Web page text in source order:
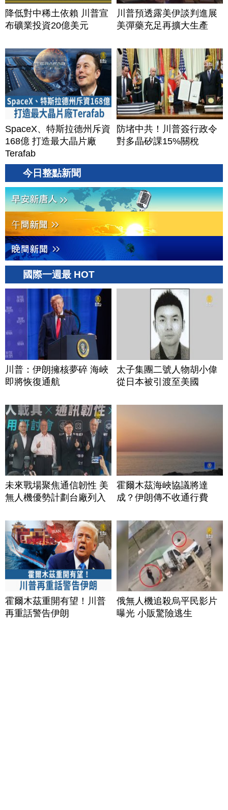
降低對中稀土依賴 川普宣
布礦業投資20億美元
川普預透露美伊談判進展
美彈藥充足再擴大生產
SpaceX、特斯拉德州斥資
168億 打造最大晶片廠
Terafab
防堵中共！川普簽行政令
對多晶矽課15%關稅
今日整點新聞
國際一週最 HOT
川普：伊朗擁核夢碎 海峽
即將恢復通航
太子集團二號人物胡小偉
從日本被引渡至美國
未來戰場聚焦通信韌性 美
無人機優勢計劃台廠列入
霍爾木茲海峽協議將達
成？伊朗傳不收通行費
霍爾木茲重開有望！川普
再重話警告伊朗
俄無人機追殺烏平民影片
曝光 小販驚險逃生